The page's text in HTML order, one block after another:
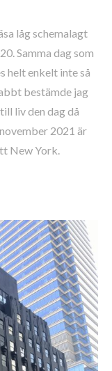
låg schemalagt
Samma dag som
helt enkelt inte så
bestämde jag
liv den dag då
2021 är
New York.